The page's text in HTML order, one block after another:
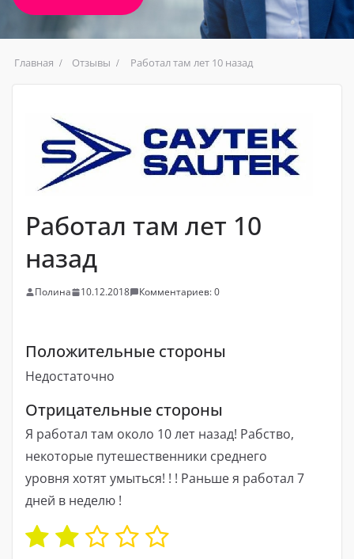
Главная Отзывы Работал там лет 10 назад
Работал там лет 10
назад
Полина 10.12.2018 Комментариев: 0
Положительные стороны
Недостаточно
Отрицательные стороны
Я работал там около 10 лет назад! Рабство,
некоторые путешественники среднего
уровня хотят умыться! ! ! Раньше я работал 7
дней в неделю !